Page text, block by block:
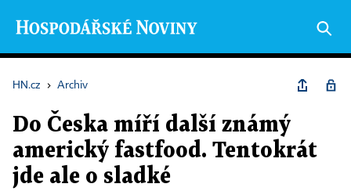
HN.cz › Archiv
Do Česka míří další známý
americký fastfood. Tentokrát
jde ale o sladké